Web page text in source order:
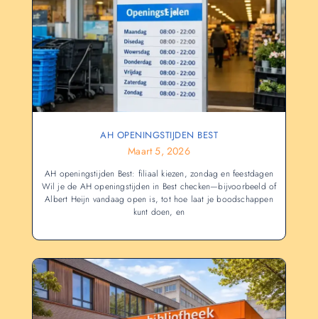
AH OPENINGSTIJDEN BEST
Maart 5, 2026
AH openingstijden Best: filiaal kiezen, zondag en feestdagen
Wil je de AH openingstijden in Best checken—bijvoorbeeld of
Albert Heijn vandaag open is, tot hoe laat je boodschappen
kunt doen, en